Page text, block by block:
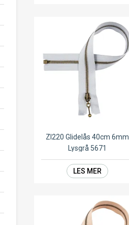
ZI220 Glidelås 40cm 6mm
Lysgrå 5671
LES MER